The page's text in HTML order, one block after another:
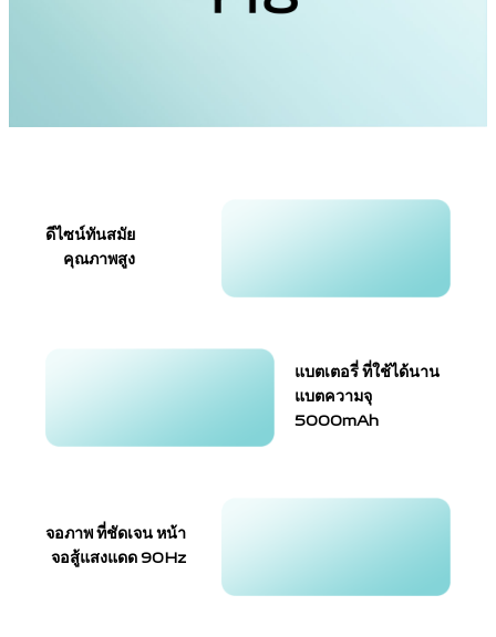
ดีไซน์ทันสมัย
คุณภาพสูง
แบตเตอรี่ ที่ใช้ได้นาน
แบตความจุ
5000mAh
จอภาพ ที่ชัดเจน หน้า
จอสู้แสงแดด 90Hz